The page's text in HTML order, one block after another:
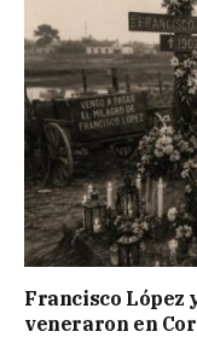
Francisco López
veneraron en